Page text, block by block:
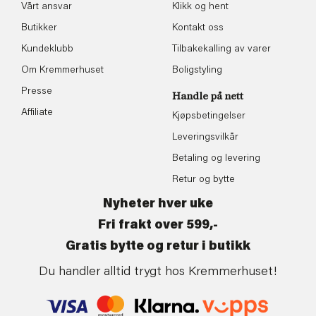
Vårt ansvar
Butikker
Kundeklubb
Om Kremmerhuset
Presse
Affiliate
Klikk og hent
Kontakt oss
Tilbakekalling av varer
Boligstyling
Handle på nett
Kjøpsbetingelser
Leveringsvilkår
Betaling og levering
Retur og bytte
Nyheter hver uke
Fri frakt over 599,-
Gratis bytte og retur i butikk
Du handler alltid trygt hos Kremmerhuset!